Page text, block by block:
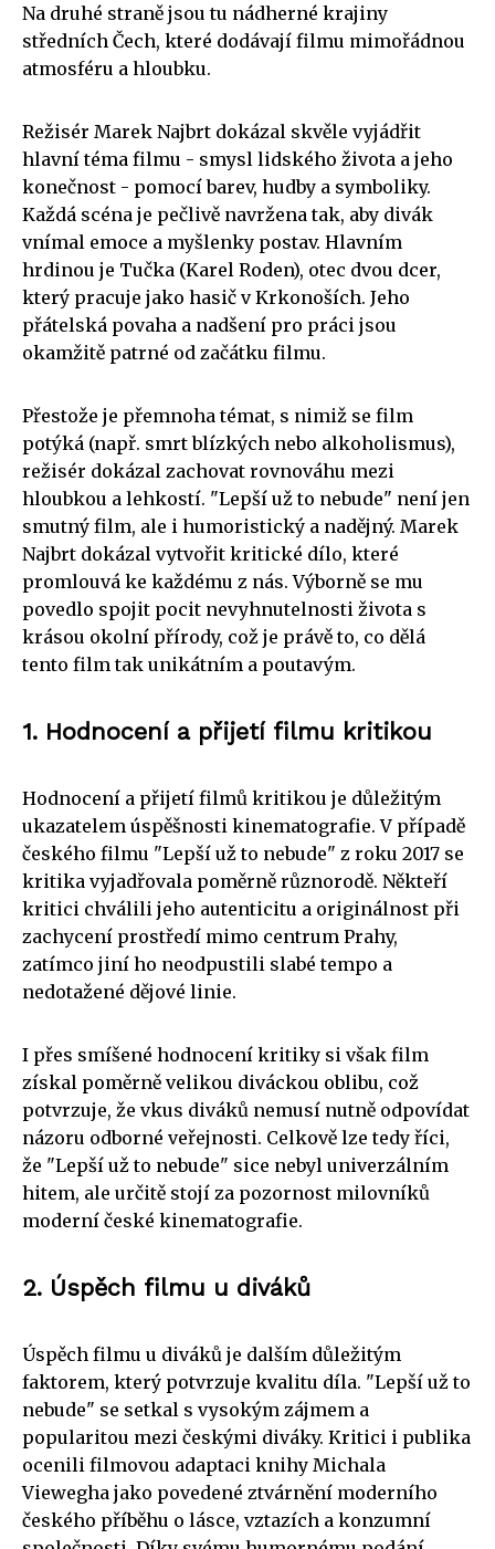
Na druhé straně jsou tu nádherné krajiny
středních Čech, které dodávají filmu mimořádnou
atmosféru a hloubku.
Režisér Marek Najbrt dokázal skvěle vyjádřit
hlavní téma filmu - smysl lidského života a jeho
konečnost - pomocí barev, hudby a symboliky.
Každá scéna je pečlivě navržena tak, aby divák
vnímal emoce a myšlenky postav. Hlavním
hrdinou je Tučka (Karel Roden), otec dvou dcer,
který pracuje jako hasič v Krkonoších. Jeho
přátelská povaha a nadšení pro práci jsou
okamžitě patrné od začátku filmu.
Přestože je přemnoha témat, s nimiž se film
potýká (např. smrt blízkých nebo alkoholismus),
režisér dokázal zachovat rovnováhu mezi
hloubkou a lehkostí. "Lepší už to nebude" není jen
smutný film, ale i humoristický a nadějný. Marek
Najbrt dokázal vytvořit kritické dílo, které
promlouvá ke každému z nás. Výborně se mu
povedlo spojit pocit nevyhnutelnosti života s
krásou okolní přírody, což je právě to, co dělá
tento film tak unikátním a poutavým.
1. Hodnocení a přijetí filmu kritikou
Hodnocení a přijetí filmů kritikou je důležitým
ukazatelem úspěšnosti kinematografie. V případě
českého filmu "Lepší už to nebude" z roku 2017 se
kritika vyjadřovala poměrně různorodě. Někteří
kritici chválili jeho autenticitu a originálnost při
zachycení prostředí mimo centrum Prahy,
zatímco jiní ho neodpustili slabé tempo a
nedotažené dějové linie.
I přes smíšené hodnocení kritiky si však film
získal poměrně velikou diváckou oblibu, což
potvrzuje, že vkus diváků nemusí nutně odpovídat
názoru odborné veřejnosti. Celkově lze tedy říci,
že "Lepší už to nebude" sice nebyl univerzálním
hitem, ale určitě stojí za pozornost milovníků
moderní české kinematografie.
2. Úspěch filmu u diváků
Úspěch filmu u diváků je dalším důležitým
faktorem, který potvrzuje kvalitu díla. "Lepší už to
nebude" se setkal s vysokým zájmem a
popularitou mezi českými diváky. Kritici i publika
ocenili filmovou adaptaci knihy Michala
Viewegha jako povedené ztvárnění moderního
českého příběhu o lásce, vztazích a konzumní